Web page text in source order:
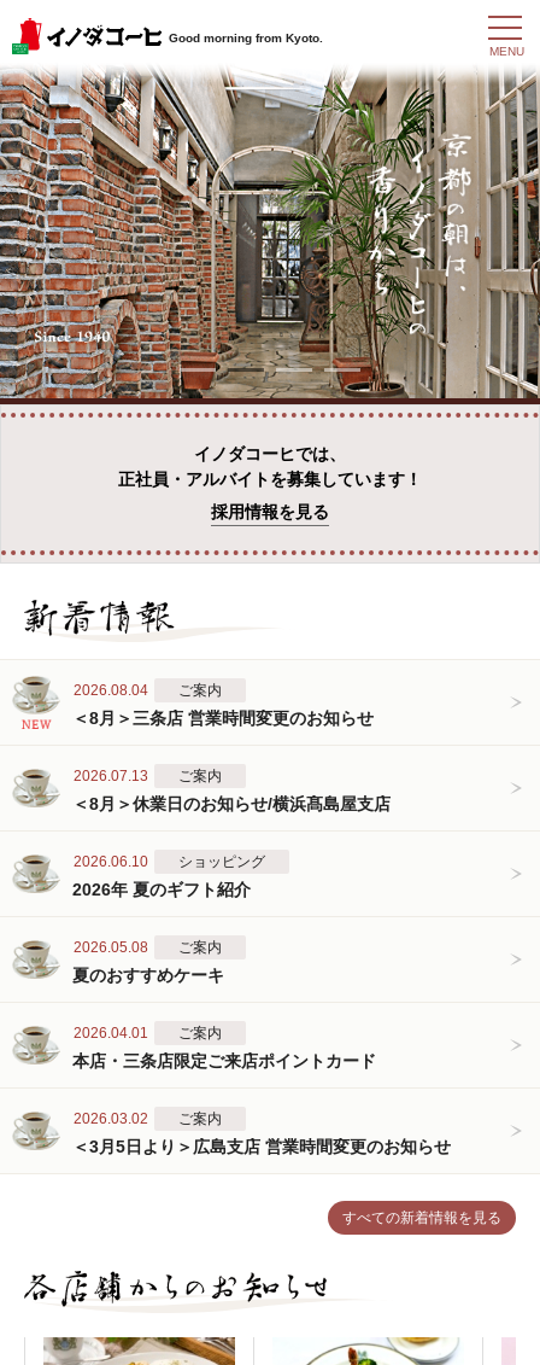
Good morning from Kyoto.
t
o
g
g
l
e
n
a
v
g
a
t
i
o
n
MENU
イノダコーヒでは、
正社員・アルバイトを募集しています！
採用情報を見る
すべての新着情報を見る
2026.08.04 ご案内
＜8月＞三条店 営業時間変更のお知らせ
2026.07.13 ご案内
＜8月＞休業日のお知らせ/横浜髙島屋支店
2026.06.10 ショッピング
2026年 夏のギフト紹介
2026.05.08 ご案内
夏のおすすめケーキ
2026.04.01 ご案内
本店・三条店限定ご来店ポイントカード
2026.03.02 ご案内
＜3月5日より＞広島支店 営業時間変更のお知らせ